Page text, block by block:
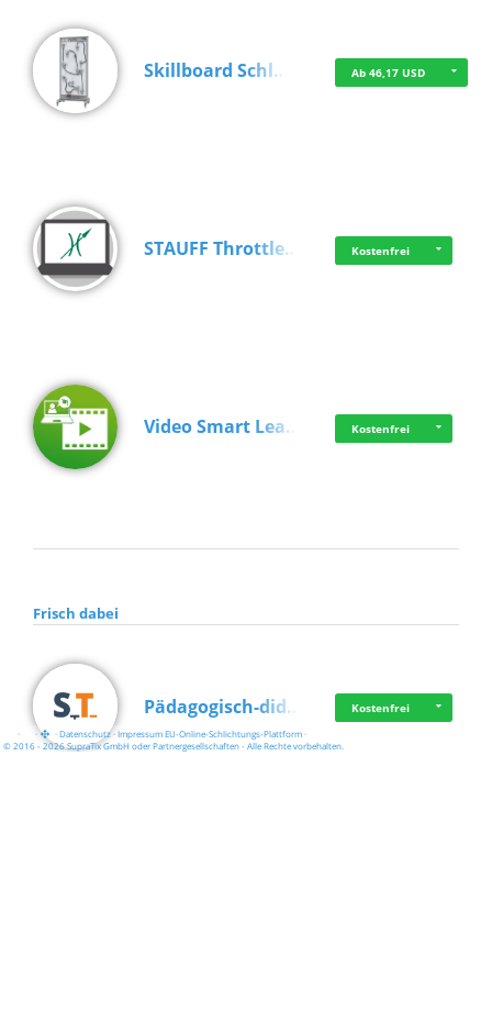
Skillboard Schl… Ab 46,17 USD
STAUFF Throttle… Kostenfrei
Video Smart Lea… Kostenfrei
Frisch dabei
Pädagogisch-did… Kostenfrei
· · ·Datenschutz·Impressum EU-Online-Schlichtungs-Plattform·
© 2016 - 2026 SupraTix GmbH oder Partnergesellschaften - Alle Rechte vorbehalten.